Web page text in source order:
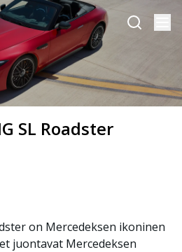
SL Roadster
on Mercedeksen ikoninen
juontavat Mercedeksen